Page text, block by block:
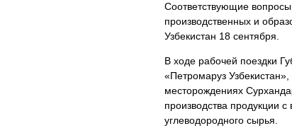
Соответствующие
производственных и
Узбекистан 18 сентября.
В ходе рабочей поездки
«Петромаруз
месторождениях
производства продукции
углеводородного сырья.